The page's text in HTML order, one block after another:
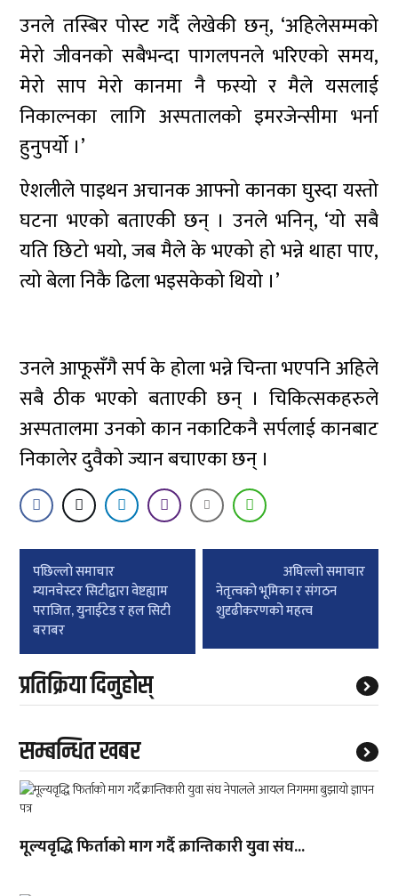
उनले तस्बिर पोस्ट गर्दै लेखेकी छन्, ‘अहिलेसम्मको
मेरो जीवनको सबैभन्दा पागलपनले भरिएको समय,
मेरो साप मेरो कानमा नै फस्यो र मैले यसलाई
निकाल्नका लागि अस्पतालको इमरजेन्सीमा भर्ना
हुनुपर्यो ।’
ऐशलीले पाइथन अचानक आफ्नो कानका घुस्दा यस्तो
घटना भएको बताएकी छन् । उनले भनिन्, ‘यो सबै
यति छिटो भयो, जब मैले के भएको हो भन्ने थाहा पाए,
त्यो बेला निकै ढिला भइसकेको थियो ।’
उनले आफूसँगै सर्प के होला भन्ने चिन्ता भएपनि अहिले
सबै ठीक भएको बताएकी छन् । चिकित्सकहरुले
अस्पतालमा उनको कान नकाटिकनै सर्पलाई कानबाट
निकालेर दुवैको ज्यान बचाएका छन् ।
Post
navigation
पछिल्लाे समाचार
म्यानचेस्टर सिटीद्वारा वेष्टह्याम
पराजित, युनाईटेड र हल सिटी
बराबर
अघिल्लाे समाचार
नेतृत्वको भूमिका र संगठन
शुदृढीकरणको महत्व
प्रतिक्रिया दिनुहोस्
सम्बन्धित खबर
मूल्यवृद्धि फिर्ताको माग गर्दै क्रान्तिकारी युवा संघ...